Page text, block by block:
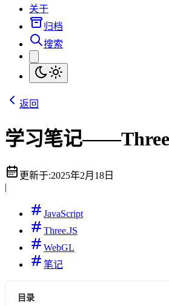
关于
归档
搜索
返回
学习笔记
更新于:2025年2月18日
|
JavaScript
Three.JS
WebGL
笔记
目录